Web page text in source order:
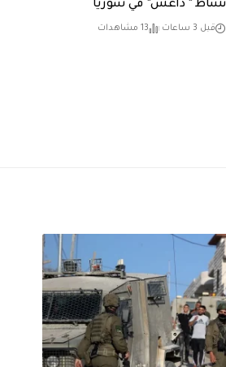
نشاط ” داعش” في سوريا
قبل 3 ساعات 13 مشاهدات